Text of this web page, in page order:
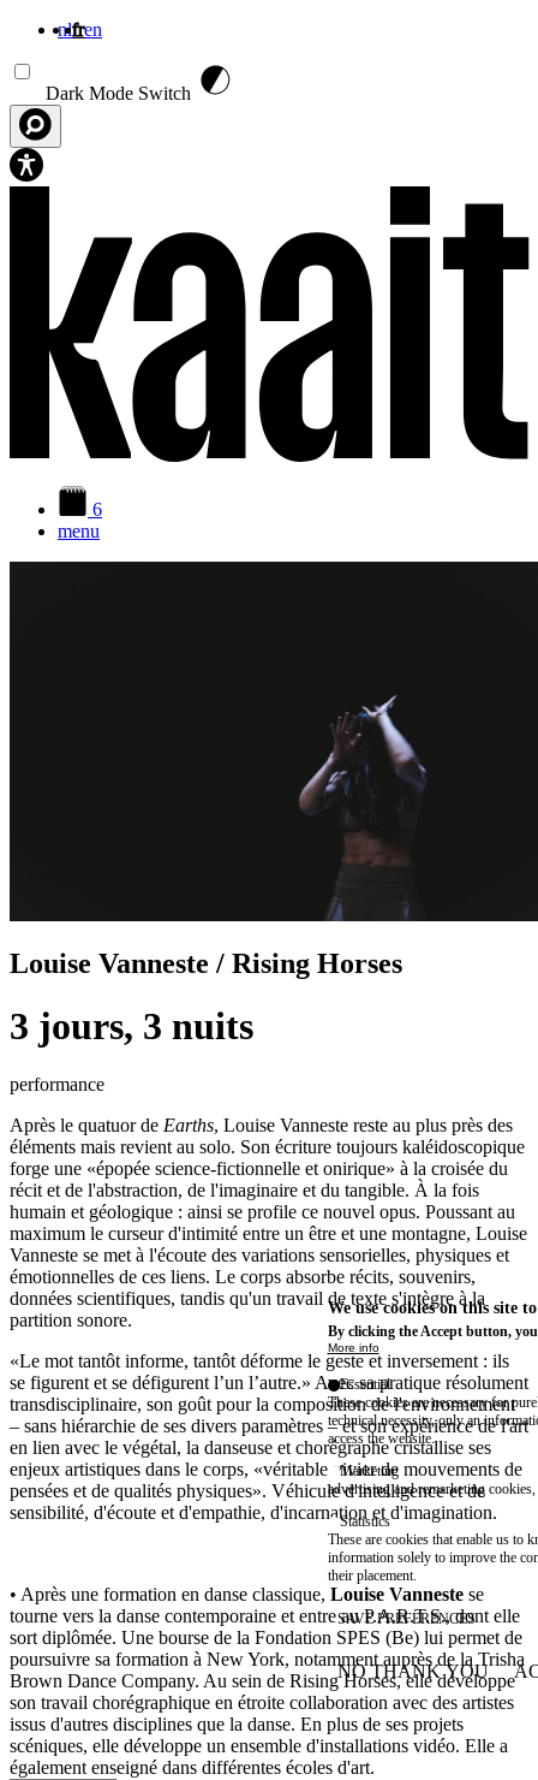
nlfren
Dark Mode Switch
6
menu
Louise Vanneste / Rising Horses
3 jours, 3 nuits
performance
Après le quatuor de Earths, Louise Vanneste reste au plus près des
éléments mais revient au solo. Son écriture toujours kaléidoscopique
forge une «épopée science-fictionnelle et onirique» à la croisée du
récit et de l'abstraction, de l'imaginaire et du tangible. À la fois
humain et géologique : ainsi se profile ce nouvel opus. Poussant au
maximum le curseur d'intimité entre un être et une montagne, Louise
Vanneste se met à l'écoute des variations sensorielles, physiques et
émotionnelles de ces liens. Le corps absorbe récits, souvenirs,
données scientifiques, tandis qu'un travail de texte s'intègre à la
partition sonore.
«Le mot tantôt informe, tantôt déforme le geste et inversement : ils
se figurent et se défigurent l’un l’autre.» Avec sa pratique résolument
transdisciplinaire, son goût pour la composition de l'environnement
– sans hiérarchie de ses divers paramètres – et son expérience de l'art
en lien avec le végétal, la danseuse et chorégraphe cristallise ses
enjeux artistiques dans le corps, «véritable vivier de mouvements de
pensées et de qualités physiques». Véhicule d'intelligence et de
sensibilité, d'écoute et d'empathie, d'incarnation et d'imagination.
• Après une formation en danse classique, Louise Vanneste se
tourne vers la danse contemporaine et entre au P.A.R.T.S., dont elle
sort diplômée. Une bourse de la Fondation SPES (Be) lui permet de
poursuivre sa formation à New York, notamment auprès de la Trisha
Brown Dance Company. Au sein de Rising Horses, elle développe
son travail chorégraphique en étroite collaboration avec des artistes
issus d'autres disciplines que la danse. En plus de ses projets
scéniques, elle développe un ensemble d'installations vidéo. Elle a
également enseigné dans différentes écoles d'art.
We use cookies on this site
By clicking the Accept button,
More info
Essential
These cookies are necessary for
technical necessity, only an
access the website.
Marketing
advertising and remarketing cookies,
Statistics
These are cookies that enable us to
information solely to improve the
their placement.
SAVE PREFERENCES
NO THANK YOU
WITHDRAW